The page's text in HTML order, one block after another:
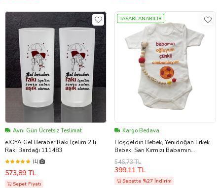
Aynı Gün Ücretsiz Teslimat
eJOYA Gel Beraber Rakı İçelim 2'li
Rakı Bardağı 111483
(1)
573,89 TL
Sepet Fiyatı
TASARLANABİLİR
Kargo Bedava
Hoşgeldin Bebek, Yenidoğan Erkek
Bebek, Sarı Kırmızı Babamın
Oğluyum Taraftar Badi ve İsimli
Emzik Askısı Hediye Seti (Sarı-
Kırmızı)
546,73 TL
399,11 TL
Sepette %27 İndirim